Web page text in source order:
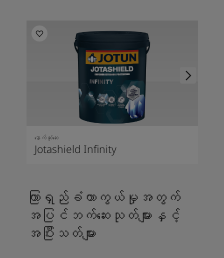
နောက်ဆုံးဆေး
Jotashield Infinity
ကြာရှည်ခံကာကွယ်မှုအတွက်
အပြင်ဘက်ဆေးသုတ်များနှင့်
အပြီးသတ်များ